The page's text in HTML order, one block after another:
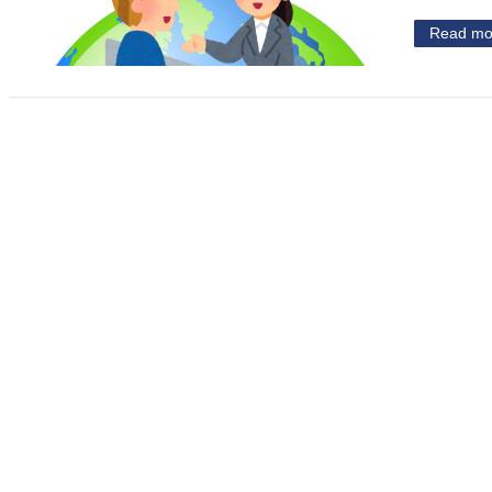
Read